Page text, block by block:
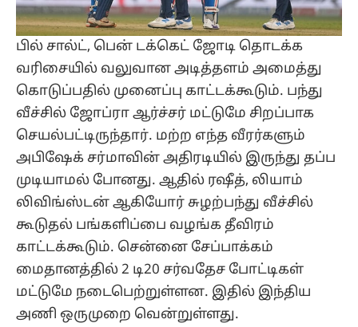
பில் சால்ட், பென் டக்கெட் ஜோடி தொடக்க
வரிசையில் வலுவான அடித்தளம் அமைத்து
கொடுப்பதில் முனைப்பு காட்டக்கூடும். பந்து
வீச்சில் ஜோப்ரா ஆர்ச்சர் மட்டுமே சிறப்பாக
செயல்பட்டிருந்தார். மற்ற எந்த வீரர்களும்
அபிஷேக் சர்மாவின் அதிரடியில் இருந்து தப்ப
முடியாமல் போனது. ஆதில் ரஷீத், லியாம்
லிவிங்ஸ்டன் ஆகியோர் சுழற்பந்து வீச்சில்
கூடுதல் பங்களிப்பை வழங்க தீவிரம்
காட்டக்கூடும். சென்னை சேப்பாக்கம்
மைதானத்தில் 2 டி20 சர்வதேச போட்டிகள்
மட்டுமே நடைபெற்றுள்ளன. இதில் இந்திய
அணி ஒருமுறை வென்றுள்ளது.